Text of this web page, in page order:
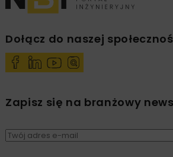
Dołącz do naszej
Zapisz się na branżowy